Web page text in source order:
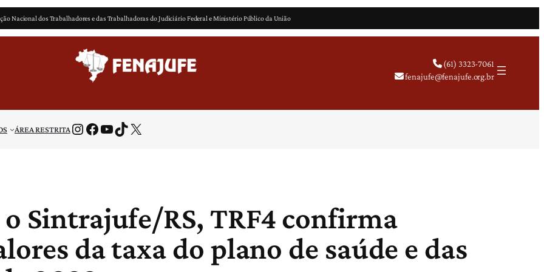
Nacional dos Trabalhadores e das Trabalhadoras do Judiciário Federal e Ministério Público da União
(61) 3323-7061
fenajufe@fenajufe.org.br
ÁREA RESTRITAInstagram Facebook Youtube TikTok X
Sintrajufe/RS, TRF4 confirma
da taxa do plano de saúde e das